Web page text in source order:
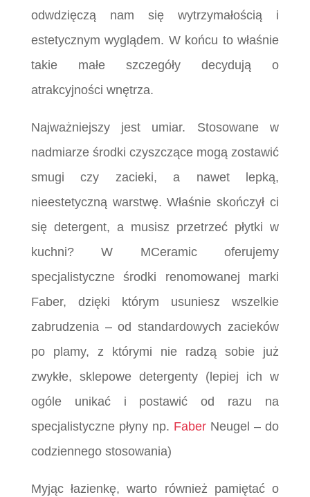
odwdzięczą nam się wytrzymałością i
estetycznym wyglądem. W końcu to właśnie
takie małe szczegóły decydują o
atrakcyjności wnętrza.
Najważniejszy jest umiar. Stosowane w
nadmiarze środki czyszczące mogą zostawić
smugi czy zacieki, a nawet lepką,
nieestetyczną warstwę. Właśnie skończył ci
się detergent, a musisz przetrzeć płytki w
kuchni? W MCeramic oferujemy
specjalistyczne środki renomowanej marki
Faber, dzięki którym usuniesz wszelkie
zabrudzenia – od standardowych zacieków
po plamy, z którymi nie radzą sobie już
zwykłe, sklepowe detergenty (lepiej ich w
ogóle unikać i postawić od razu na
specjalistyczne płyny np. Faber Neugel – do
codziennego stosowania)
Myjąc łazienkę, warto również pamiętać o